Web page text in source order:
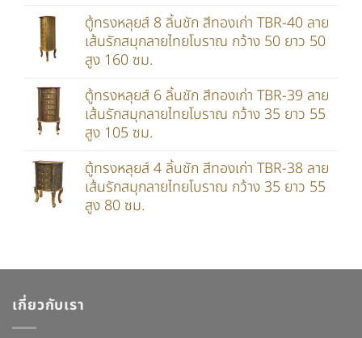
ตู้ทรงหลุยส์ 8 ลิ้นชัก สีทองเก่า TBR-40 ลาย
เส้นรักสมุกลายไทยโบราณ กว้าง 50 ยาว 50
สูง 160 ซม.
ตู้ทรงหลุยส์ 6 ลิ้นชัก สีทองเก่า TBR-39 ลาย
เส้นรักสมุกลายไทยโบราณ กว้าง 35 ยาว 55
สูง 105 ซม.
ตู้ทรงหลุยส์ 4 ลิ้นชัก สีทองเก่า TBR-38 ลาย
เส้นรักสมุกลายไทยโบราณ กว้าง 35 ยาว 55
สูง 80 ซม.
เกี่ยวกับเรา